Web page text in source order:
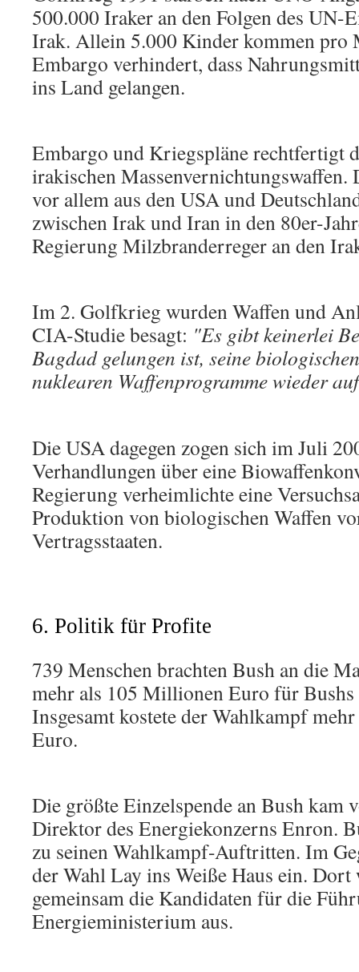
500.000 Iraker an den Folgen des UN-
Irak. Allein 5.000 Kinder kommen pro
Embargo verhindert, dass
ins Land gelangen.
Embargo und Kriegspläne rechtfertigt
irakischen Massenvernichtungswaffen.
vor allem aus den USA und
zwischen Irak und Iran in den 80er-
Regierung Milzbranderreger an den
Im 2. Golfkrieg wurden Waffen und
CIA-Studie besagt: "Es gibt keinerlei
Bagdad gelungen ist, seine
nuklearen Waffenprogramme wieder
Die USA dagegen zogen sich im Juli
Verhandlungen über eine
Regierung verheimlichte eine
Produktion von biologischen Waffen
Vertragsstaaten.
6. Politik für Profite
739 Menschen brachten Bush an die
mehr als 105 Millionen Euro für
Insgesamt kostete der Wahlkampf
Euro.
Die größte Einzelspende an Bush kam
Direktor des Energiekonzerns Enron.
zu seinen Wahlkampf-Auftritten. Im
der Wahl Lay ins Weiße Haus ein. Dort
gemeinsam die Kandidaten für die
Energieministerium aus.